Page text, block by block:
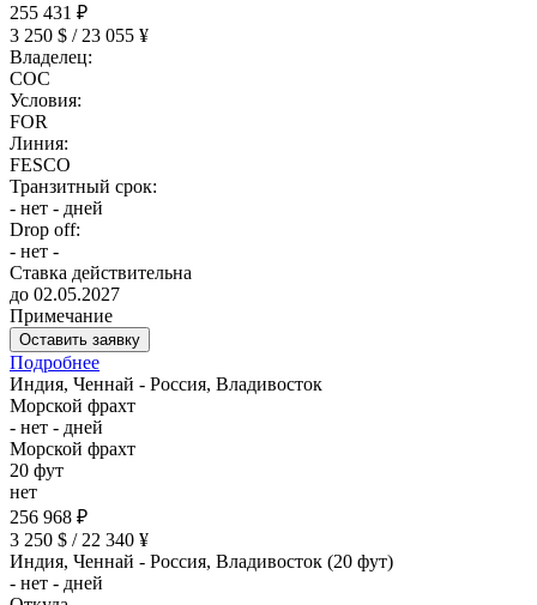
255 431 ₽
3 250 $ / 23 055 ¥
Владелец:
COC
Условия:
FOR
Линия:
FESCO
Транзитный срок:
- нет - дней
Drop off:
- нет -
Ставка действительна
до 02.05.2027
Примечание
Оставить заявку
Подробнее
Индия, Ченнай - Россия, Владивосток
Морской фрахт
- нет - дней
Морской фрахт
20 фут
нет
256 968 ₽
3 250 $ / 22 340 ¥
Индия, Ченнай - Россия, Владивосток (20 фут)
- нет - дней